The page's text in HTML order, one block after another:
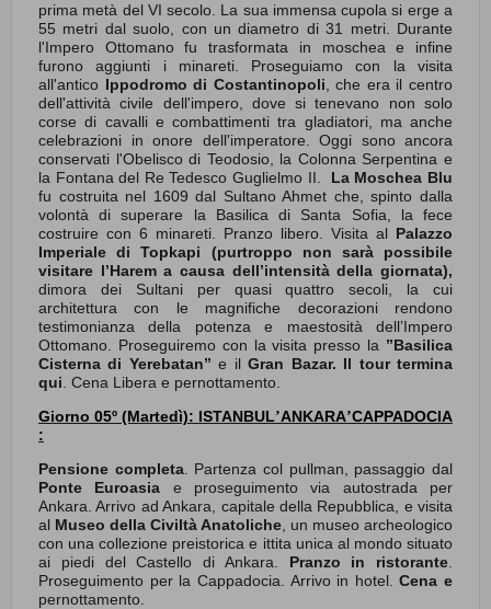
prima metà del VI secolo. La sua immensa cupola si erge a
55 metri dal suolo, con un diametro di 31 metri. Durante
l'Impero Ottomano fu trasformata in moschea e infine
furono aggiunti i minareti. Proseguiamo con la visita
all'antico Ippodromo di Costantinopoli , che era il centro
dell'attività civile dell'impero, dove si tenevano non solo
corse di cavalli e combattimenti tra gladiatori, ma anche
celebrazioni in onore dell'imperatore. Oggi sono ancora
conservati l'Obelisco di Teodosio, la Colonna Serpentina e
la Fontana del Re Tedesco Guglielmo II. La Moschea Blu
fu costruita nel 1609 dal Sultano Ahmet che, spinto dalla
volontà di superare la Basilica di Santa Sofia, la fece
costruire con 6 minareti. Pranzo libero. Visita al Palazzo
Imperiale di Topkapi (purtroppo non sarà possibile
visitare l’Harem a causa dell’intensità della giornata),
dimora dei Sultani per quasi quattro secoli, la cui
architettura con le magnifiche decorazioni rendono
testimonianza della potenza e maestosità dell’Impero
Ottomano. Proseguiremo con la visita presso la ’’Basilica
Cisterna di Yerebatan’’ e ilGran Bazar. Il tour termina
qui . Cena Libera e pernottamento.
Giorno 05º (Martedì): ISTANBUL’ANKARA’CAPPADOCIA
:
Pensione completa. Partenza col pullman, passaggio dal
Ponte Euroasia e proseguimento via autostrada per
Ankara. Arrivo ad Ankara, capitale della Repubblica, e visita
al Museo della Civiltà Anatoliche , un museo archeologico
con una collezione preistorica e ittita unica al mondo situato
ai piedi del Castello di Ankara. Pranzo in ristorante
Proseguimento per la Cappadocia. Arrivo in hotel.Cena e
pernottamento.